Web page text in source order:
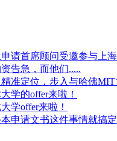
请首席顾问受邀参与上
告急，而他们.....
精准定位，步入与哈佛
学的offer来啦！
学offer来啦！
申请文书这件事情就搞